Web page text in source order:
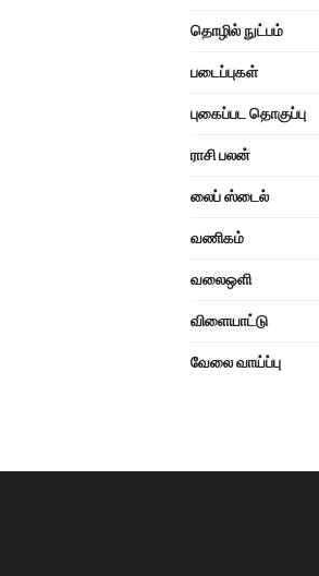
தொழில் நுட்பம்
படைப்புகள்
புகைப்பட தொகுப்பு
ராசி பலன்
லைப் ஸ்டைல்
வணிகம்
வலைஒளி
விளையாட்டு
வேலை வாய்ப்பு